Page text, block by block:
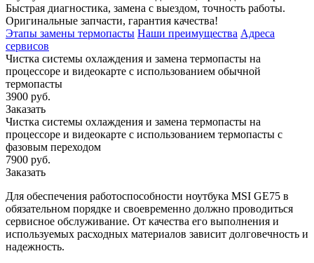
Быстрая диагностика, замена с выездом, точность работы.
Оригинальные запчасти, гарантия качества!
Этапы замены термопасты Наши преимущества Адреса
сервисов
Чистка системы охлаждения и замена термопасты на
процессоре и видеокарте с использованием обычной
термопасты
3900 руб.
Заказать
Чистка системы охлаждения и замена термопасты на
процессоре и видеокарте с использованием термопасты с
фазовым переходом
7900 руб.
Заказать
Для обеспечения работоспособности ноутбука MSI GE75 в
обязательном порядке и своевременно должно проводиться
сервисное обслуживание. От качества его выполнения и
используемых расходных материалов зависит долговечность и
надежность.